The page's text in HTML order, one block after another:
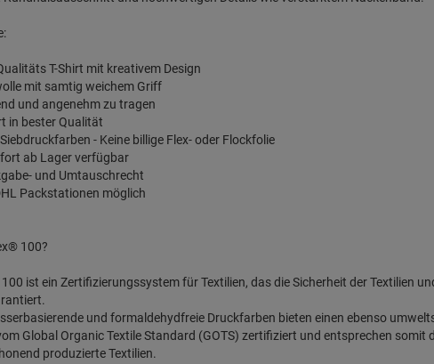
T-Shirt mit kreativem Design
mit samtig weichem Griff
und angenehm zu tragen
in bester Qualität
- Keine billige Flex- oder Flockfolie
ab Lager verfügbar
und Umtauschrecht
Packstationen möglich
100?
100 ist ein Zertifizierungssystem für Textilien, das die Sicherheit der Textilien
und formaldehydfreie Druckfarben bieten einen ebenso
Global Organic Textile Standard (GOTS) zertifiziert und entsprechen
produzierte Textilien.